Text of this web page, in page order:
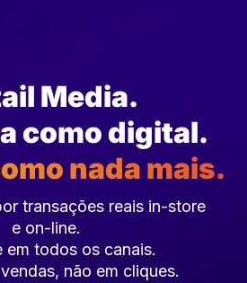
Media.
como digital.
nada mais.
transações reais in-store
e on-line.
em todos os canais.
não em cliques.